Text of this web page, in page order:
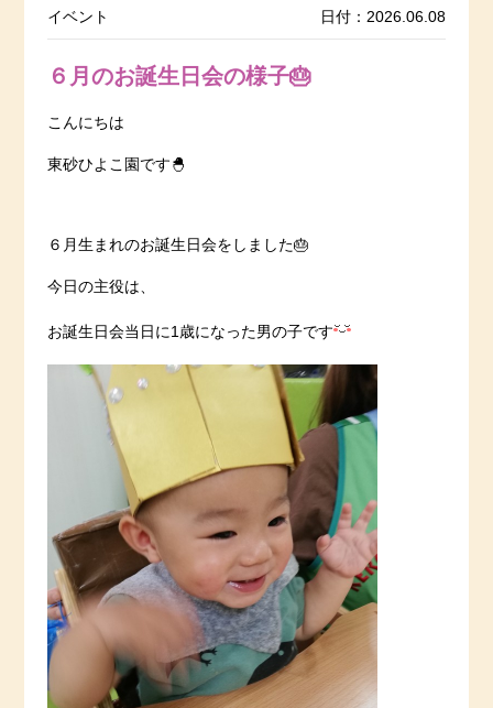
イベント 日付：2026.06.08
６月のお誕生日会の様子🎂
こんにちは
東砂ひよこ園です🐣
６月生まれのお誕生日会をしました🎂
今日の主役は、
お誕生日会当日に1歳になった男の子です